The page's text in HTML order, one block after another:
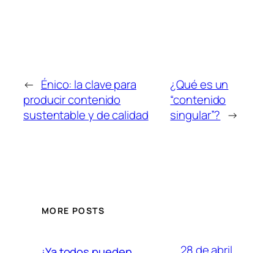
← Énico: la clave para
producir contenido
sustentable y de calidad
¿Qué es un
“contenido
singular”? →
MORE POSTS